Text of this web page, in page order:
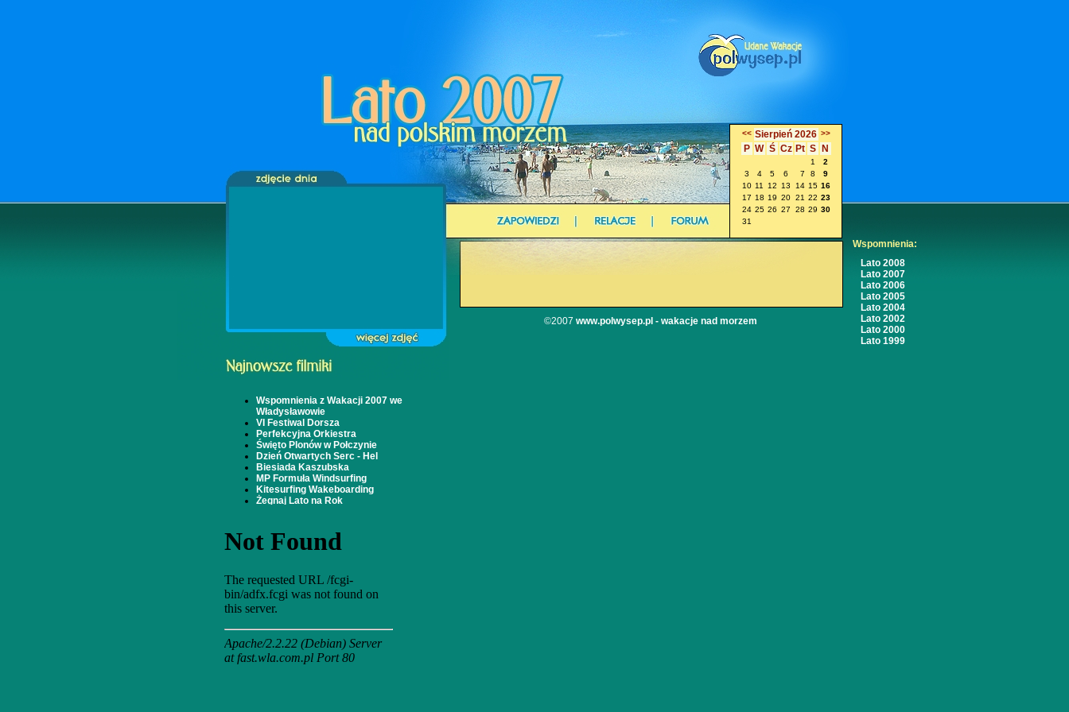
Wspomnienia:
Lato 2008
Lato 2007
Lato 2006
Lato 2005
Lato 2004
Lato 2002
Lato 2000
Lato 1999
<< Sierpień 2026 >>
P W Ś Cz Pt S N
1
2
3
4 5 6 7 8
9
10 11 12 13 14 15 16
17 18 19 20 21 22 23
24 25 26 27 28 29 30
31
©2007 www.polwysep.pl - wakacje nad morzem